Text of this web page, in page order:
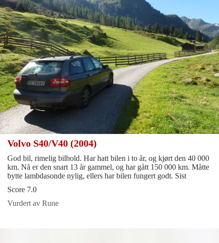
Volvo S40/V40 (2004)
God bil, rimelig bilhold. Har hatt bilen i to år, og kjørt den 40 000
km. Nå er den snart 13 år gammel, og har gått 150 000 km. Måtte
bytte lambdasonde nylig, ellers har bilen fungert godt. Sist
Score 7.0
Vurdert av Rune